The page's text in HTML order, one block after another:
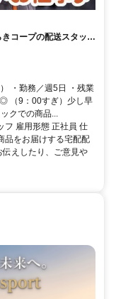
コープの配送スタッ
・勤務／週5日 ・残業
（9：00すぎ）少し早
クでの商品...
フ 雇用形態 正社員 仕
品をお届けする宅配配
えしたり、ご意見や